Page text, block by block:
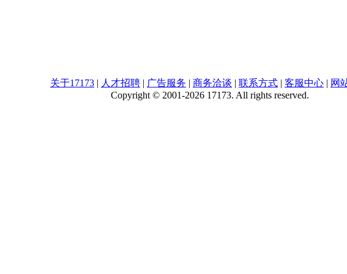
关于17173 | 人才招聘 | 广告服务 | 商务洽谈 | 联系方式 | 客服中心 | 网
Copyright © 2001-2026 17173. All rights reserved.